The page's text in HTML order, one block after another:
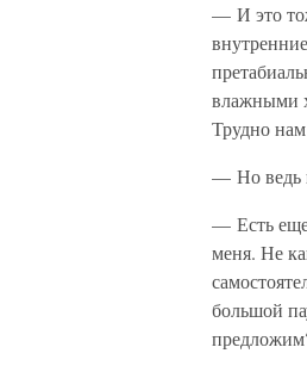
— И это
влажными
Трудно
— Но ведь
— Есть еще
меня. Не
большой